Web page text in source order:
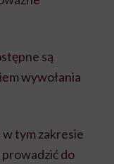
są
wywołania
tym zakresie
prowadzić do